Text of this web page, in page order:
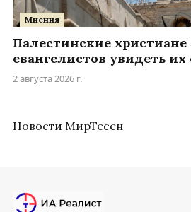
Мнения
Палестинские
евангелистов увидеть их
2 августа 2026 г.
Новости МирТесен